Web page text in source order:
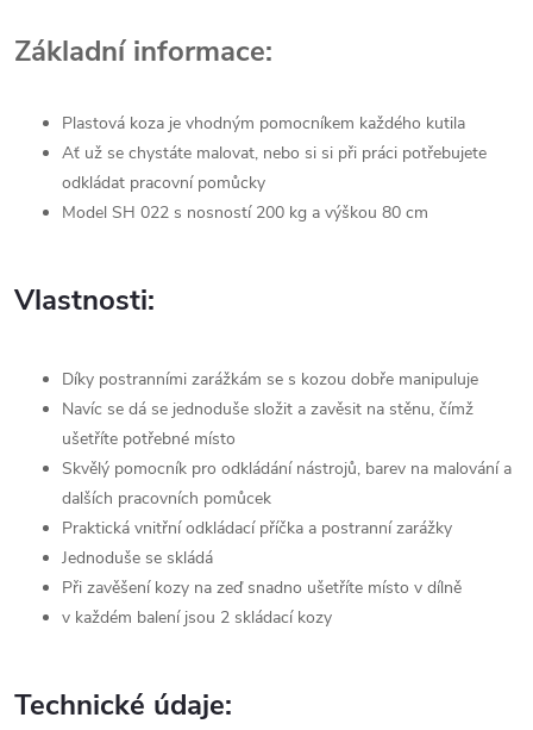
Základní informace:
Plastová koza je vhodným pomocníkem každého kutila
Ať už se chystáte malovat, nebo si si při práci potřebujete
odkládat pracovní pomůcky
Model SH 022 s nosností 200 kg a výškou 80 cm
Vlastnosti:
Díky postranními zarážkám se s kozou dobře manipuluje
Navíc se dá se jednoduše složit a zavěsit na stěnu, čímž
ušetříte potřebné místo
Skvělý pomocník pro odkládání nástrojů, barev na malování a
dalších pracovních pomůcek
Praktická vnitřní odkládací příčka a postranní zarážky
Jednoduše se skládá
Při zavěšení kozy na zeď snadno ušetříte místo v dílně
v každém balení jsou 2 skládací kozy
Technické údaje: